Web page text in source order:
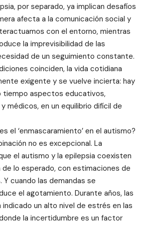
por separado, ya implican desafíos
afecta a la comunicación social y
con el entorno, mientras
la imprevisibilidad de las
de un seguimiento constante.
coinciden, la vida cotidiana
exigente y se vuelve incierta: hay
tiempo aspectos educativos,
médicos, en un equilibrio difícil de
el ‘enmascaramiento’ en el autismo?
no es excepcional. La
el autismo y la epilepsia coexisten
lo esperado, con estimaciones de
Y cuando las demandas se
el agotamiento. Durante años, las
un alto nivel de estrés en las
la incertidumbre es un factor